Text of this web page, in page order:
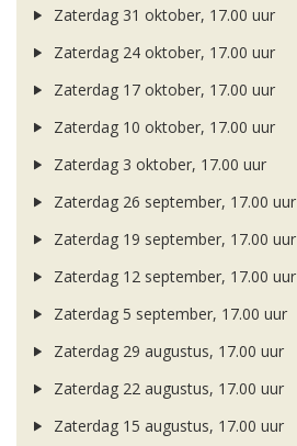
Zaterdag 31 oktober, 17.00 uur
Zaterdag 24 oktober, 17.00 uur
Zaterdag 17 oktober, 17.00 uur
Zaterdag 10 oktober, 17.00 uur
Zaterdag 3 oktober, 17.00 uur
Zaterdag 26 september, 17.00 uur
Zaterdag 19 september, 17.00 uur
Zaterdag 12 september, 17.00 uur
Zaterdag 5 september, 17.00 uur
Zaterdag 29 augustus, 17.00 uur
Zaterdag 22 augustus, 17.00 uur
Zaterdag 15 augustus, 17.00 uur